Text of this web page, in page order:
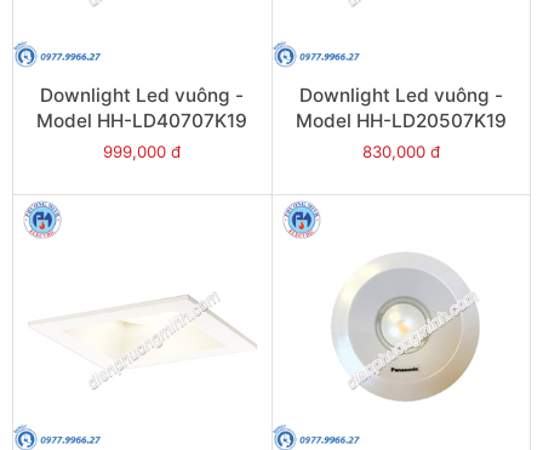
Downlight Led vuông -
Model HH-LD40707K19
999,000 đ
Downlight Led vuông -
Model HH-LD20507K19
830,000 đ